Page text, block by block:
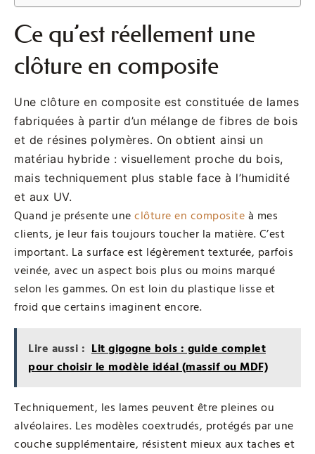
Ce qu’est réellement une
clôture en composite
Une clôture en composite est constituée de lames
fabriquées à partir d’un mélange de fibres de bois
et de résines polymères. On obtient ainsi un
matériau hybride : visuellement proche du bois,
mais techniquement plus stable face à l’humidité
et aux UV.
Quand je présente une clôture en composite à mes
clients, je leur fais toujours toucher la matière. C’est
important. La surface est légèrement texturée, parfois
veinée, avec un aspect bois plus ou moins marqué
selon les gammes. On est loin du plastique lisse et
froid que certains imaginent encore.
Lire aussi : Lit gigogne bois : guide complet
pour choisir le modèle idéal (massif ou MDF)
Techniquement, les lames peuvent être pleines ou
alvéolaires. Les modèles coextrudés, protégés par une
couche supplémentaire, résistent mieux aux taches et